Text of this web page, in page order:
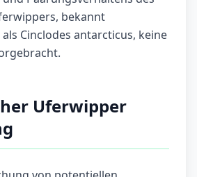
bekannt
Cinclodes antarcticus, keine
Uferwipper